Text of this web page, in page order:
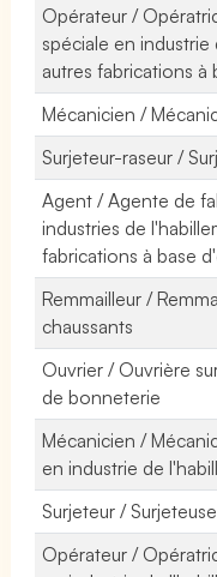
Opérateur /
spéciale en
autres fabrications à
Mécanicien /
Surjeteur-raseur /
Agent / Agente de
industries de
fabrications à base
Remmailleur /
chaussants
Ouvrier / Ouvrière
de bonneterie
Mécanicien /
en industrie de
Surjeteur /
Opérateur /